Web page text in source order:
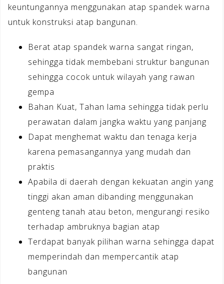
keuntungannya menggunakan atap spandek warna
untuk konstruksi atap bangunan.
Berat atap spandek warna sangat ringan,
sehingga tidak membebani struktur bangunan
sehingga cocok untuk wilayah yang rawan
gempa
Bahan Kuat, Tahan lama sehingga tidak perlu
perawatan dalam jangka waktu yang panjang
Dapat menghemat waktu dan tenaga kerja
karena pemasangannya yang mudah dan
praktis
Apabila di daerah dengan kekuatan angin yang
tinggi akan aman dibanding menggunakan
genteng tanah atau beton, mengurangi resiko
terhadap ambruknya bagian atap
Terdapat banyak pilihan warna sehingga dapat
memperindah dan mempercantik atap
bangunan